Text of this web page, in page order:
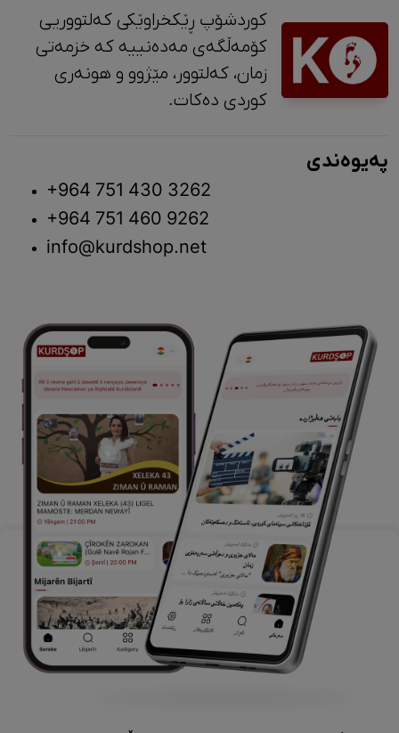
کوردشۆپ ڕێکخراوێکی کەلتووریی
کۆمەڵگەی مەدەنییە کە خزمەتی
زمان، کەلتوور، مێژوو و ‎هونەری
کوردی دەکات.
پەیوەندی
+964 751 430 3262
+964 751 460 9262
info@kurdshop.net